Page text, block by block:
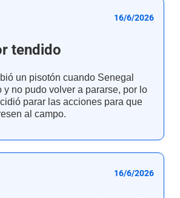
16/6/2026
tendido
un pisotón cuando Senegal
y no pudo volver a pararse, por lo
parar las acciones para que
al campo.
16/6/2026